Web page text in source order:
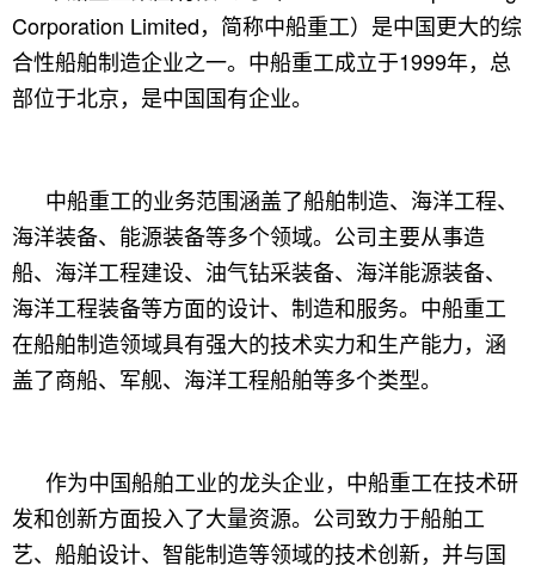
Corporation Limited，简称中船重工）是中国更大的综
合性船舶制造企业之一。中船重工成立于1999年，总
部位于北京，是中国国有企业。
中船重工的业务范围涵盖了船舶制造、海洋工程、
海洋装备、能源装备等多个领域。公司主要从事造
船、海洋工程建设、油气钻采装备、海洋能源装备、
海洋工程装备等方面的设计、制造和服务。中船重工
在船舶制造领域具有强大的技术实力和生产能力，涵
盖了商船、军舰、海洋工程船舶等多个类型。
作为中国船舶工业的龙头企业，中船重工在技术研
发和创新方面投入了大量资源。公司致力于船舶工
艺、船舶设计、智能制造等领域的技术创新，并与国